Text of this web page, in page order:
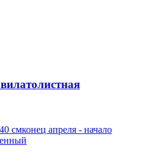
смконец апреля - начало